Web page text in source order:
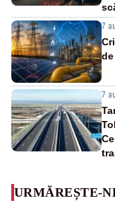
7
7
URMĂREȘTE-